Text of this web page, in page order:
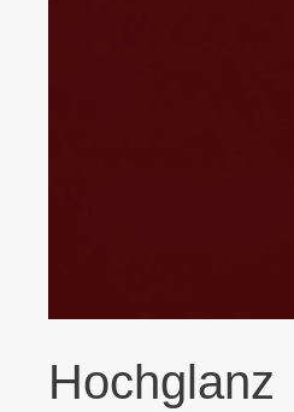
Hochglanz